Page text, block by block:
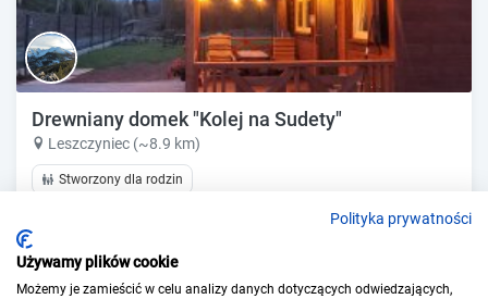
Drewniany domek "Kolej na Sudety"
Leszczyniec (~8.9 km)
Stworzony dla rodzin
Pokaż ceny
Polityka prywatności
Używamy plików cookie
Możemy je zamieścić w celu analizy danych dotyczących odwiedzających,